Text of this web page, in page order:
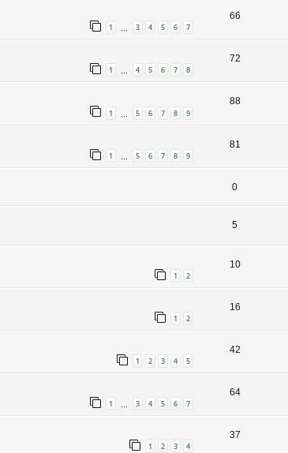
1 … 3 4 5 6 7
66
1 … 4 5 6 7 8
72
1 5 6 7 8 9
88
1 5 6 7 8 9
81
0
5
1 2
10
1 2
16
1 2 3 4 5
42
1 … 3 4 5 6 7
64
1 2 3 4
37